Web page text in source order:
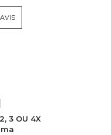
3 OU 4X